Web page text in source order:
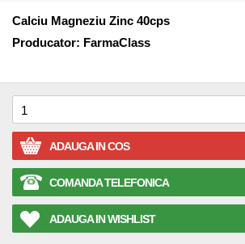
Calciu Magneziu Zinc 40cps
Producator: FarmaClass
ADAUGA IN COS
COMANDA TELEFONICA
ADAUGA IN WISHLIST